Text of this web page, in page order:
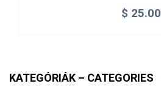
$ 25.00
KATEGÓRIÁK – CATEGORIES